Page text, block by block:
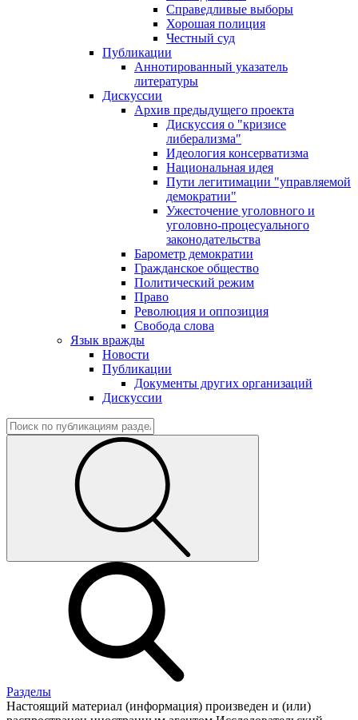
Справедливые выборы
Хорошая полиция
Честный суд
Публикации
Аннотированный указатель
литературы
Дискуссии
Архив предыдущего проекта
Дискуссия о "кризисе
либерализма"
Идеология консерватизма
Национальная идея
Пути легитимации "управляемой
демократии"
Ужесточение уголовного и
уголовно-процесуального
законодательства
Барометр демократии
Гражданское общество
Политический режим
Право
Революция и оппозиция
Свобода слова
Язык вражды
Новости
Публикации
Документы других организаций
Дискуссии
Разделы
Настоящий материал (информация) произведен и (или)